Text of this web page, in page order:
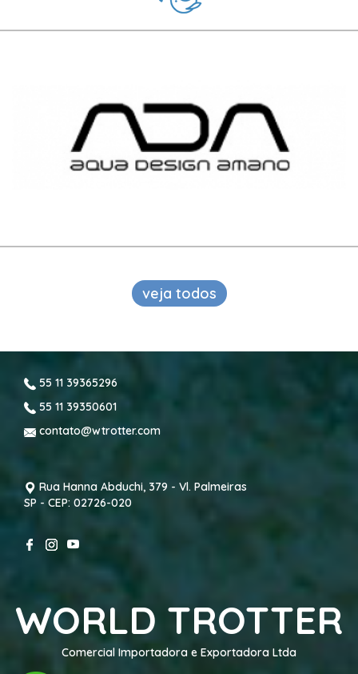
veja todos
55 11 39365296
55 11 39350601
contato@wtrotter.com
Rua Hanna Abduchi, 379 - Vl. Palmeiras
SP - CEP: 02726-020
WORLD TROTTER
Comercial Importadora e Exportadora Ltda